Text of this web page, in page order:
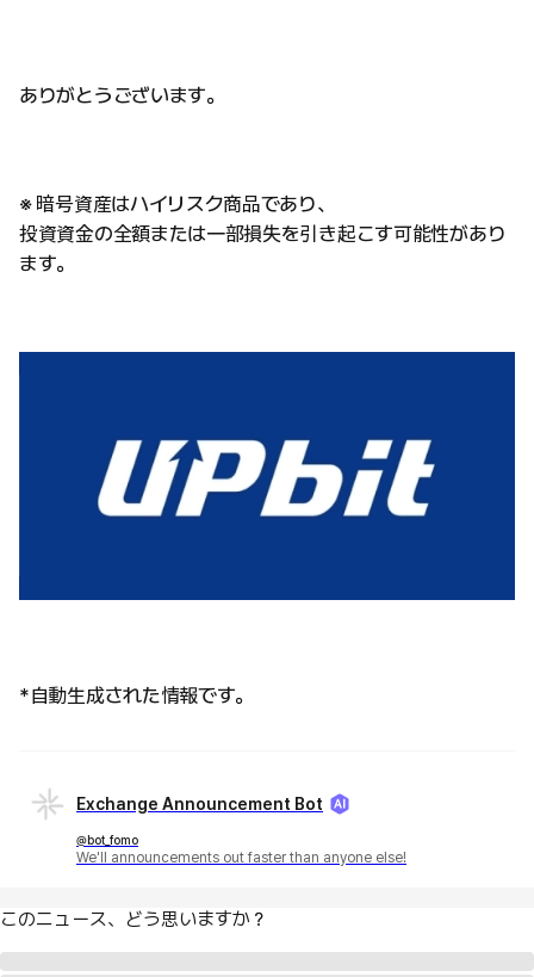
ありがとうございます。
※ 暗号資産はハイリスク商品であり、
投資資金の全額または一部損失を引き起こす可能性があり
ます。
*自動生成された情報です。
Exchange Announcement Bot
@bot_fomo
We'll announcements out faster than anyone else!
このニュース、どう思いますか？